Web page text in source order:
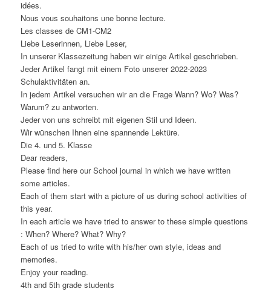
idées.
Nous vous souhaitons une bonne lecture.
Les classes de CM1-CM2
Liebe Leserinnen, Liebe Leser,
In unserer Klassezeitung haben wir einige Artikel geschrieben.
Jeder Artikel fangt mit einem Foto unserer 2022-2023
Schulaktivitäten an.
In jedem Artikel versuchen wir an die Frage Wann? Wo? Was?
Warum? zu antworten.
Jeder von uns schreibt mit eigenen Stil und Ideen.
Wir wünschen Ihnen eine spannende Lektüre.
Die 4. und 5. Klasse
Dear readers,
Please find here our School journal in which we have written
some articles.
Each of them start with a picture of us during school activities of
this year.
In each article we have tried to answer to these simple questions
: When? Where? What? Why?
Each of us tried to write with his/her own style, ideas and
memories.
Enjoy your reading.
4th and 5th grade students